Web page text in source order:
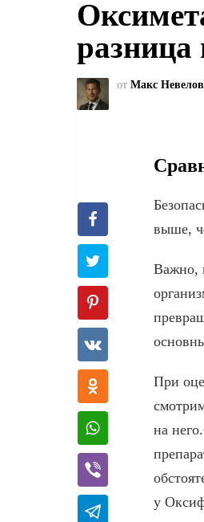
от Макс Невелов
выше,
Важно,
При
на
у